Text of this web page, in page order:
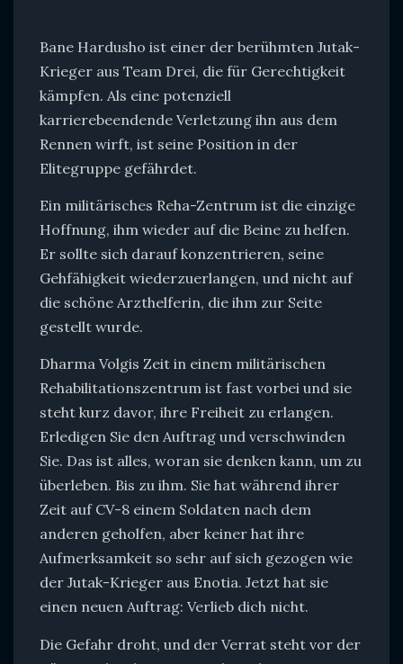
Bane Hardusho ist einer der berühmten Jutak-
Krieger aus Team Drei, die für Gerechtigkeit
kämpfen. Als eine potenziell
karrierebeendende Verletzung ihn aus dem
Rennen wirft, ist seine Position in der
Elitegruppe gefährdet.
Ein militärisches Reha-Zentrum ist die einzige
Hoffnung, ihm wieder auf die Beine zu helfen.
Er sollte sich darauf konzentrieren, seine
Gehfähigkeit wiederzuerlangen, und nicht auf
die schöne Arzthelferin, die ihm zur Seite
gestellt wurde.
Dharma Volgis Zeit in einem militärischen
Rehabilitationszentrum ist fast vorbei und sie
steht kurz davor, ihre Freiheit zu erlangen.
Erledigen Sie den Auftrag und verschwinden
Sie. Das ist alles, woran sie denken kann, um zu
überleben. Bis zu ihm. Sie hat während ihrer
Zeit auf CV-8 einem Soldaten nach dem
anderen geholfen, aber keiner hat ihre
Aufmerksamkeit so sehr auf sich gezogen wie
der Jutak-Krieger aus Enotia. Jetzt hat sie
einen neuen Auftrag: Verlieb dich nicht.
Die Gefahr droht, und der Verrat steht vor der